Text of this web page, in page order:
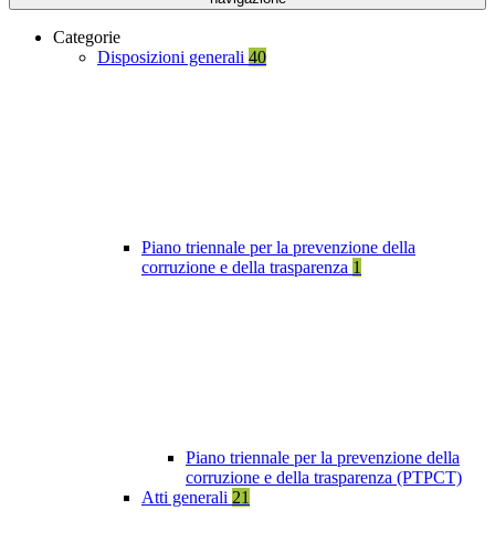
Categorie
Disposizioni generali 40
Piano triennale per la prevenzione della
corruzione e della trasparenza 1
Piano triennale per la prevenzione della
corruzione e della trasparenza (PTPCT)
Atti generali 21